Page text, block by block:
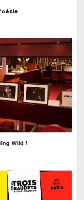
Wild !